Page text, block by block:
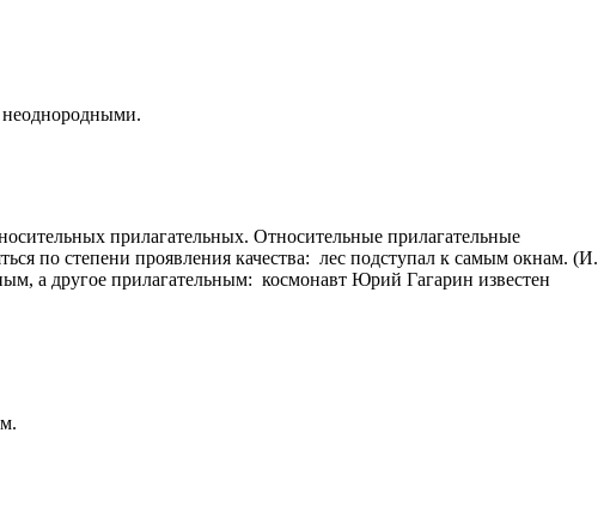
неоднородными.
прилагательных. Относительные прилагательные
по степени проявления качества: лес подступал к самым окнам. (И.
а другое прилагательным: космонавт Юрий Гагарин известен